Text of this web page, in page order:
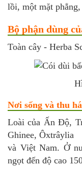
lồi, một mặt
Bộ phận dùng
Toàn cây - Herba
Nơi sống và thu
Loài của Ấn Độ,
Ghinee, Ôxtrâylia
và Việt Nam. Ở
ngọt đến độ cao